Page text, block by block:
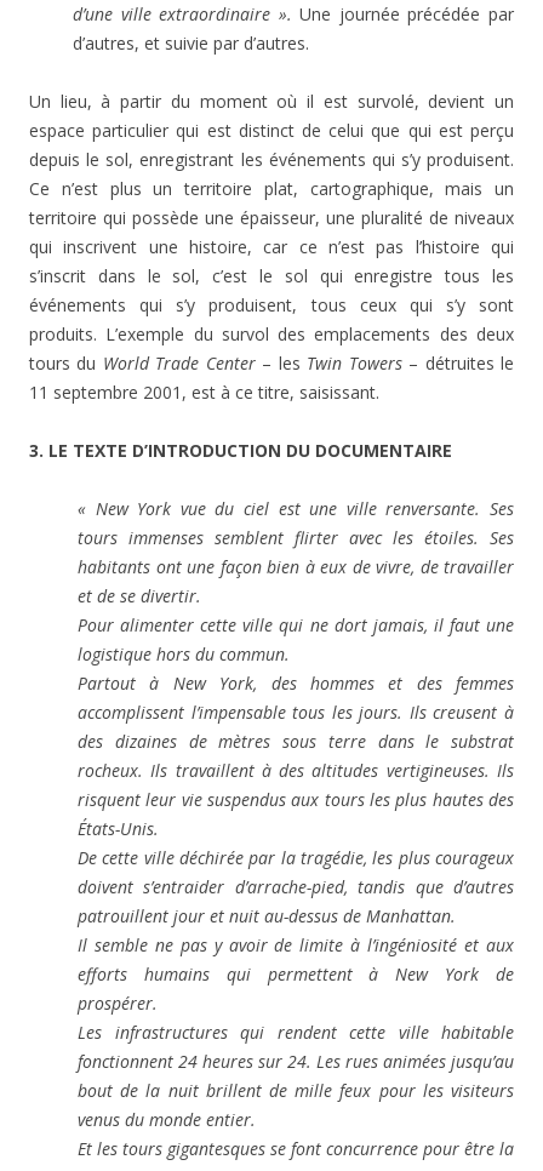
d’une ville extraordinaire ».Une journée précédée par
d’autres, et suivie par d’autres.
Un lieu, à partir du moment où il est survolé, devient un
espace particulier qui est distinct de celui que qui est perçu
depuis le sol, enregistrant les événements qui s’y produisent.
Ce n’est plus un territoire plat, cartographique, mais un
territoire qui possède une épaisseur, une pluralité de niveaux
qui inscrivent une histoire, car ce n’est pas l’histoire qui
s’inscrit dans le sol, c’est le sol qui enregistre tous les
événements qui s’y produisent, tous ceux qui s’y sont
produits. L’exemple du survol des emplacements des deux
tours du World Trade Center– les Twin Towers– détruites le
11 septembre 2001, est à ce titre, saisissant.
3. LE TEXTE D’INTRODUCTION DU DOCUMENTAIRE
« New York vue du ciel est une ville renversante. Ses
tours immenses semblent flirter avec les étoiles. Ses
habitants ont une façon bien à eux de vivre, de travailler
et de se divertir.
Pour alimenter cette ville qui ne dort jamais, il faut une
logistique hors du commun.
Partout à New York, des hommes et des femmes
accomplissent l’impensable tous les jours. Ils creusent à
des dizaines de mètres sous terre dans le substrat
rocheux. Ils travaillent à des altitudes vertigineuses. Ils
risquent leur vie suspendus aux tours les plus hautes des
États-Unis.
De cette ville déchirée par la tragédie, les plus courageux
doivent s’entraider d’arrache-pied, tandis que d’autres
patrouillent jour et nuit au-dessus de Manhattan.
Il semble ne pas y avoir de limite à l’ingéniosité et aux
efforts humains qui permettent à New York de
prospérer.
Les infrastructures qui rendent cette ville habitable
fonctionnent 24 heures sur 24. Les rues animées jusqu’au
bout de la nuit brillent de mille feux pour les visiteurs
venus du monde entier.
Et les tours gigantesques se font concurrence pour être la